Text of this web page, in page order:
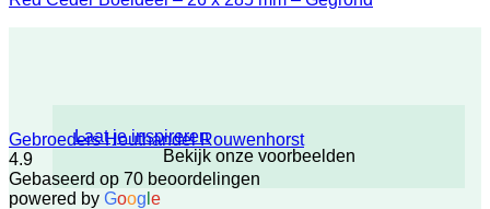
Laat je inspireren
Bekijk onze voorbeelden
Gebroeders Houthandel Rouwenhorst
4.9
Gebaseerd op 70 beoordelingen
powered by Goog e